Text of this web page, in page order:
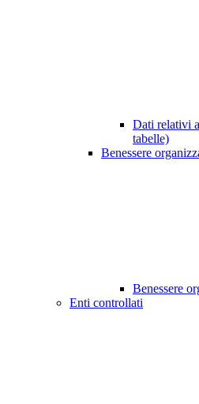
Dati relativi
tabelle)
Benessere
Benessere
Enti controllati